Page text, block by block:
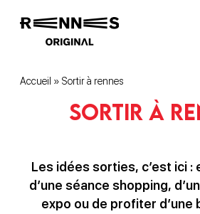
Accueil » Sortir à rennes
Sortir à
Les idées sorties, c’est ici :
d’une séance shopping,
expo ou de profiter d’une